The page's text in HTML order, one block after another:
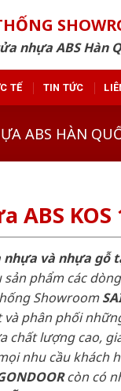
nhựa ABS Hàn
TẾ TIN TỨC
ABS HÀN
ABS
nhựa và nhựa gỗ
sản phẩm các
Showroom
và phân phối
chất lượng cao,
nhu cầu khách
còn có